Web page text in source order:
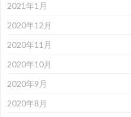
2021年1月
2020年12月
2020年11月
2020年10月
2020年9月
2020年8月